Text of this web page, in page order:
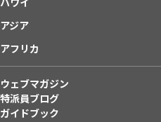
アジア
アフリカ
ウェブマガジン
特派員ブログ
ガイドブック